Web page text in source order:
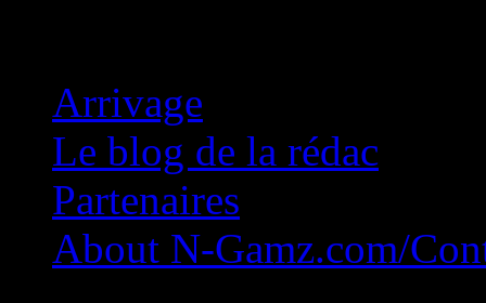
Arrivage
Le blog de la rédac
Partenaires
About N-Gamz.com/